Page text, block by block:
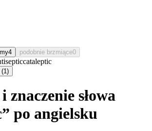
4 podobnie brzmiące0
cataleptic
(1)
słowa
po angielsku